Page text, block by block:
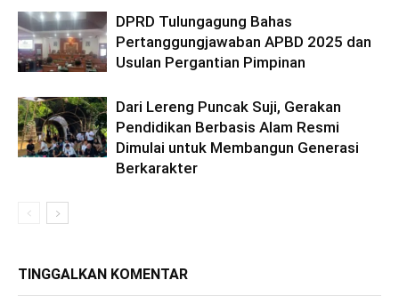
DPRD Tulungagung Bahas
Pertanggungjawaban APBD 2025 dan
Usulan Pergantian Pimpinan
Dari Lereng Puncak Suji, Gerakan
Pendidikan Berbasis Alam Resmi
Dimulai untuk Membangun Generasi
Berkarakter
TINGGALKAN KOMENTAR